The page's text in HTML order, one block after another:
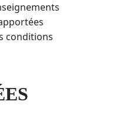
conditions